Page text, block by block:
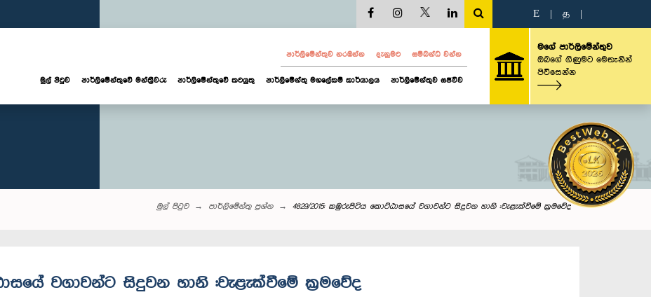
E த
පාර්ලි‌මේන්තුව නරඹන්න දැනුමට සම්බන්ධ වන්න
මුල් පිටුව පාර්ලි‌මේන්තුවේ මන්ත්‍රීවරු පාර්ලිමේන්තුවේ කටයුතු පාර්ලිමේන්තු මහලේකම් කාර්යාලය පාර්ලිමේන්තුව සජීවීව
මගේ පාර්ලිමේන්තුව
ඔබගේ ගිණුමට මෙතැනින්
පිවිසෙන්න
මුල් පිටුව පාර්ලි‌මේන්තු‌ ප්‍රශ්න 4829/2015: කඹුරුපිටිය කොට්ඨාසයේ වගාවන්ට සිදුවන හානි :වැළැක්වීමේ ක්‍රමවේද
වගාවන්ට සිදුවන හානි :වැළැක්වීමේ ක්‍රමවේද